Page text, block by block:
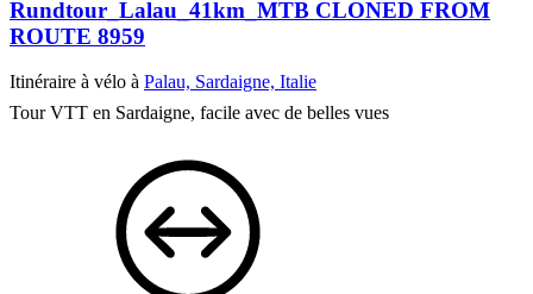
Rundtour_Lalau_41km_MTB CLONED FROM
ROUTE 8959
Itinéraire à vélo à Palau, Sardaigne, Italie
Tour VTT en Sardaigne, facile avec de belles vues